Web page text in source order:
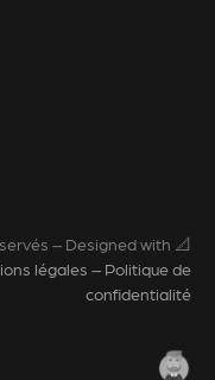
– Designed with 📐
légales – Politique de
confidentialité